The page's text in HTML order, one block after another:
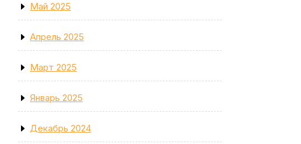
Май 2025
Апрель 2025
Март 2025
Январь 2025
Декабрь 2024